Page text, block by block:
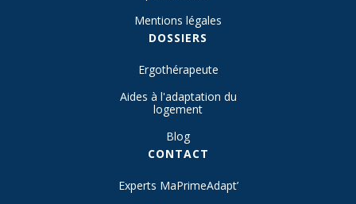
Mentions légales
DOSSIERS
Ergothérapeute
Aides à l'adaptation du
logement
Blog
CONTACT
Experts MaPrimeAdapt’